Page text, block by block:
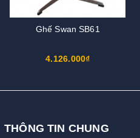
Ghế Swan SB61
4.126.000₫
THÔNG TIN CHUNG